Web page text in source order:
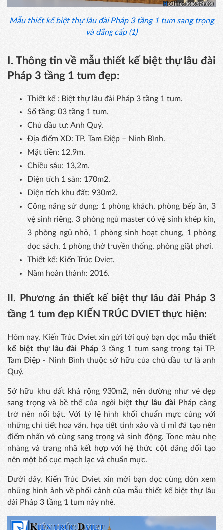
Mẫu thiết kế biệt thự lâu đài Pháp 3 tầng 1 tum sang trọng
và đẳng cấp (1)
I. Thông tin về mẫu thiết kế biệt thự lâu đài
Pháp 3 tầng 1 tum đẹp:
Thiết kế : Biệt thự lâu đài Pháp 3 tầng 1 tum.
Số tầng: 03 tầng 1 tum.
Chủ đầu tư: Anh Quý.
Địa điểm XD: TP. Tam Điệp – Ninh Bình.
Mặt tiền: 12,9m.
Chiều sâu: 13,2m.
Diện tích 1 sàn: 170m2.
Diện tích khu đất: 930m2.
Công năng sử dụng: 1 phòng khách, phòng bếp ăn, 3
vệ sinh riêng, 3 phòng ngủ master có vệ sinh khép kín,
3 phòng ngủ nhỏ, 1 phòng sinh hoạt chung, 1 phòng
đọc sách, 1 phòng thờ truyền thống, phòng giặt phơi.
Thiết kế: Kiến Trúc Dviet.
Năm hoàn thành: 2016.
II. Phương án thiết kế biệt thự lâu đài Pháp 3
tầng 1 tum đẹp KIẾN TRÚC DVIET thực hiện:
Hôm nay, Kiến Trúc Dviet xin gửi tới quý bạn đọc mẫu thiết
kế biệt thự lâu đài Pháp3 tầng 1 tum sang trọng tại TP.
Tam Điệp - Ninh Bình thuộc sở hữu của chủ đầu tư là anh
Quý.
Sở hữu khu đất khá rộng 930m2, nên dường như vẻ đẹp
sang trọng và bề thế của ngôi biệt thự lâu đàiPháp càng
trở nên nổi bật. Với tỷ lệ hình khối chuẩn mực cùng với
những chi tiết hoa văn, họa tiết tinh xảo và tỉ mỉ đã tạo nên
điểm nhấn vô cùng sang trọng và sinh động. Tone màu nhẹ
nhàng và trang nhã kết hợp với hệ thức cột đăng đối tạo
nên một bố cục mạch lạc và chuẩn mực.
Dưới đây, Kiến Trúc Dviet xin mời bạn đọc cùng đón xem
những hình ảnh về phối cảnh của mẫu thiết kế biệt thự lâu
đài Pháp 3 tầng 1 tum này nhé.